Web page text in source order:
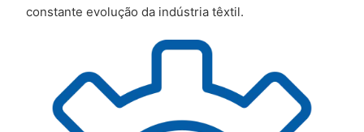
constante evolução da indústria têxtil.